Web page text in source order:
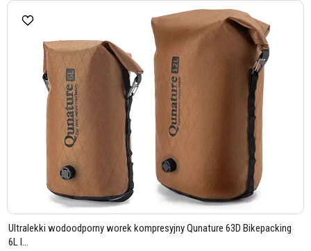
Ultralekki wodoodporny worek kompresyjny Qunature 63D Bikepacking
6L l...